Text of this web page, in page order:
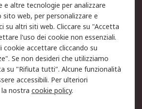
Informativa Privacy -
Aggiornata
Termini d'uso
Condizioni generali di
servizio
e altre tecnologie per analizzare
web, per personalizzare e
su altri siti web. Cliccare su "Accetta
l'uso dei cookie non essenziali.
cookie accettare cliccando su
Se non desideri che utilizziamo
su "Rifiuta tutti". Alcune funzionalità
accessibili. Per ulteriori
nostra cookie policy.